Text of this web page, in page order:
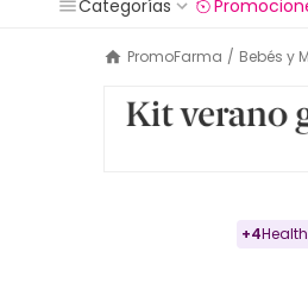
Categorías
PromoFarma / Bebés y
+4